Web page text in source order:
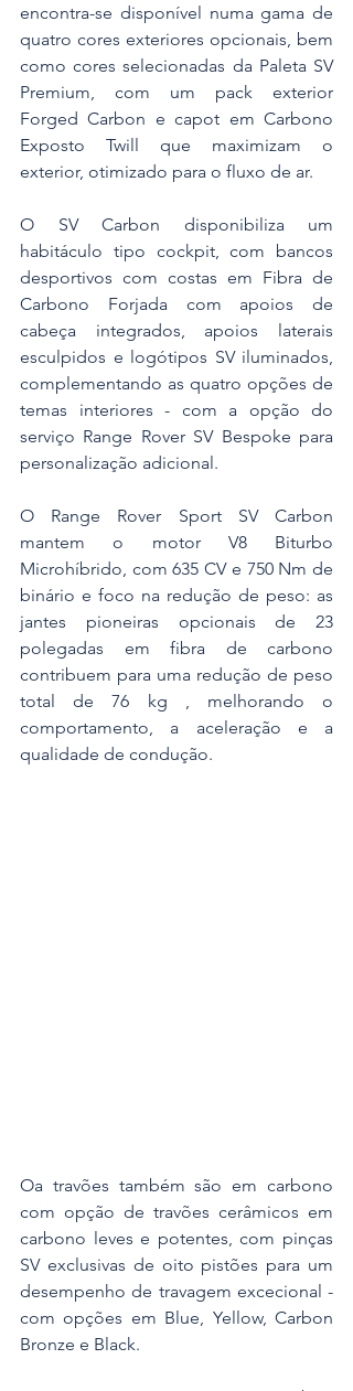
encontra-se disponível numa gama de
quatro cores exteriores opcionais, bem
como cores selecionadas da Paleta SV
Premium, com um pack exterior
Forged Carbon e capot em Carbono
Exposto Twill que maximizam o
exterior, otimizado para o fluxo de ar.
O SV Carbon disponibiliza um
habitáculo tipo cockpit, com bancos
desportivos com costas em Fibra de
Carbono Forjada com apoios de
cabeça integrados, apoios laterais
esculpidos e logótipos SV iluminados,
complementando as quatro opções de
temas interiores - com a opção do
serviço Range Rover SV Bespoke para
personalização adicional.
O Range Rover Sport SV Carbon
mantem o motor V8 Biturbo
Microhíbrido, com 635 CV e 750 Nm de
binário e foco na redução de peso: as
jantes pioneiras opcionais de 23
polegadas em fibra de carbono
contribuem para uma redução de peso
total de 76 kg , melhorando o
comportamento, a aceleração e a
qualidade de condução.
Oa travões também são em carbono
com opção de travões cerâmicos em
carbono leves e potentes, com pinças
SV exclusivas de oito pistões para um
desempenho de travagem excecional -
com opções em Blue, Yellow, Carbon
Bronze e Black.